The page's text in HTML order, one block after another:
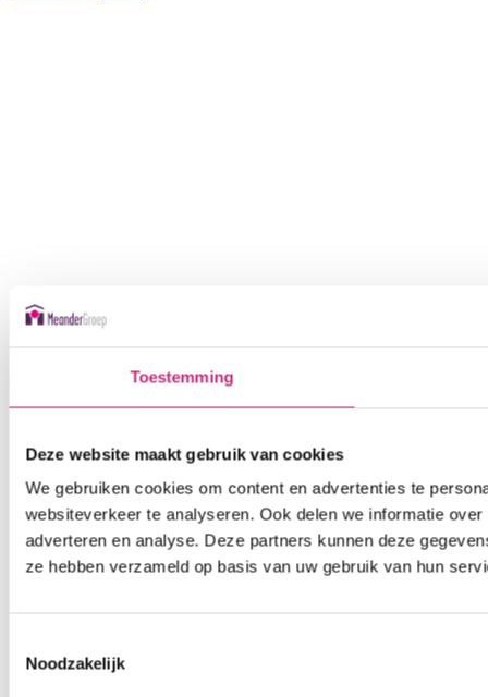
Toestemming
Deze website maakt gebruik van cookies
We gebruiken cookies om content en advertenties te
websiteverkeer te analyseren. Ook delen we informatie
adverteren en analyse. Deze partners kunnen deze
ze hebben verzameld op basis van uw gebruik van hun
Noodzakelijk